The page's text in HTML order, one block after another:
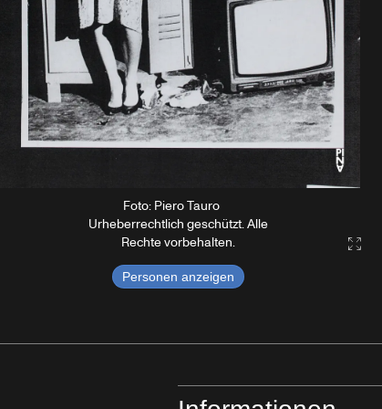
Foto: Piero Tauro
Urheberrechtlich geschützt. Alle
Rechte vorbehalten.
Personen anzeigen